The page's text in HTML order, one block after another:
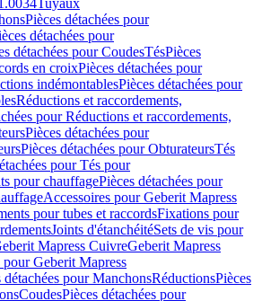
Tuyaux
Pièces détachées pour
détachées pour
détachées pour CoudesTésPièces
en croixPièces détachées pour
indémontablesPièces détachées pour
Réductions et raccordements,
pour Réductions et raccordements,
Pièces détachées pour
Pièces détachées pour ObturateursTés
pour Tés pour
pour chauffagePièces détachées pour
Accessoires pour Geberit Mapress
pour tubes et raccordsFixations pour
Joints d'étanchéitéSets de vis pour
Mapress CuivreGeberit Mapress
pour Geberit Mapress
détachées pour ManchonsRéductionsPièces
CoudesPièces détachées pour